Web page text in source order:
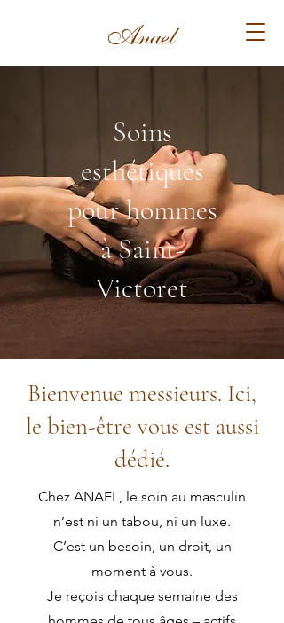
Anael
Soins
esthétiques
pour hommes
à Saint-
Victoret
Bienvenue messieurs. Ici,
le bien-être vous est aussi
dédié.
Chez ANAEL, le soin au masculin
n’est ni un tabou, ni un luxe.
C’est un besoin, un droit, un
moment à vous.
Je reçois chaque semaine des